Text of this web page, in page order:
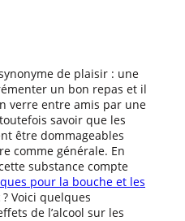
de plaisir : une
un bon repas et il
verre entre amis par une
savoir que les
être dommageables
comme générale. En
substance compte
pour la bouche et les
Voici quelques
de l’alcool sur les